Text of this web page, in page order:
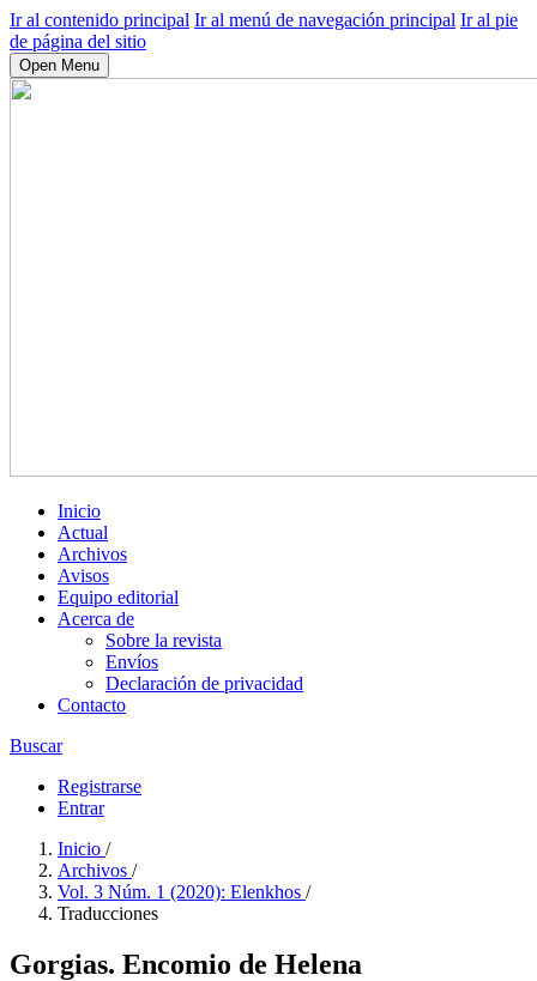
Ir al contenido principal Ir al menú de navegación principal Ir al pie
de página del sitio
Open Menu
Inicio
Actual
Archivos
Avisos
Equipo editorial
Acerca de
Sobre la revista
Envíos
Declaración de privacidad
Contacto
Buscar
Registrarse
Entrar
Inicio /
Archivos /
Vol. 3 Núm. 1 (2020): Elenkhos /
Traducciones
Gorgias. Encomio de Helena